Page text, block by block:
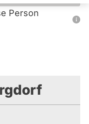
Person